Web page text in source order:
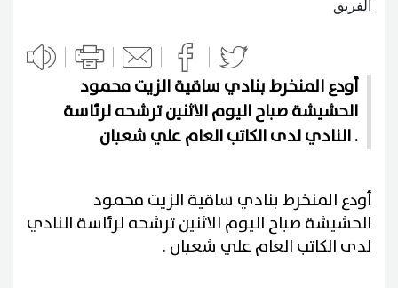
أودع المنخرط بنادي ساقية الزيت محمود
الحشيشة صباح اليوم الاثنين ترشحه لرئاسة
النادي لدى الكاتب العام علي شعبان .
أودع المنخرط بنادي ساقية الزيت محمود
الحشيشة صباح اليوم الاثنين ترشحه لرئاسة النادي
لدى الكاتب العام علي شعبان .